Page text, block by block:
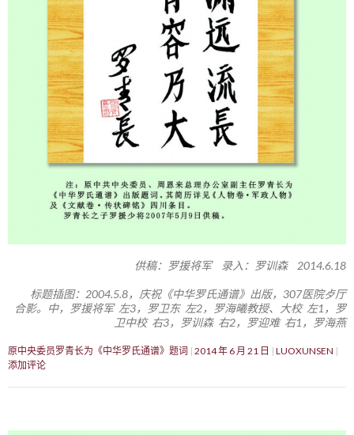
供稿：罗援将军 录入：罗训森 2014.6.18
标题插图：2004.5.8，庆祝《中华罗氏通谱》出版，307医院歺厅
合影。中，罗援将军 左3，罗卫东 左2，罗海曦教授、大校 左1，罗
卫中校 右3，罗训森 右2，罗迎难 右1，罗海燕
原中央委员罗青长为《中华罗氏通谱》题词 2014 年 6 月 21 日
LUOXUNSEN
添加评论